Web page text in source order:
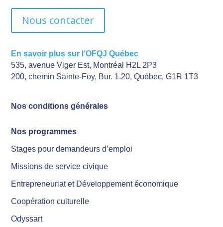
Nous contacter
En savoir plus sur l’OFQJ Québec
535, avenue Viger Est, Montréal H2L 2P3
200, chemin Sainte-Foy, Bur. 1.20, Québec, G1R 1T3
Nos conditions générales
Nos programmes
Stages pour demandeurs d’emploi
Missions de service civique
Entrepreneuriat et Développement économique
Coopération culturelle
Odyssart